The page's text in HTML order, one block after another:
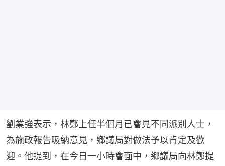
劉業強表示，林鄭上任半個月已會見不同派別人士，
為施政報告吸納意見，鄉議局對做法予以肯定及歡
迎。他提到，在今日一小時會面中，鄉議局向林鄭提